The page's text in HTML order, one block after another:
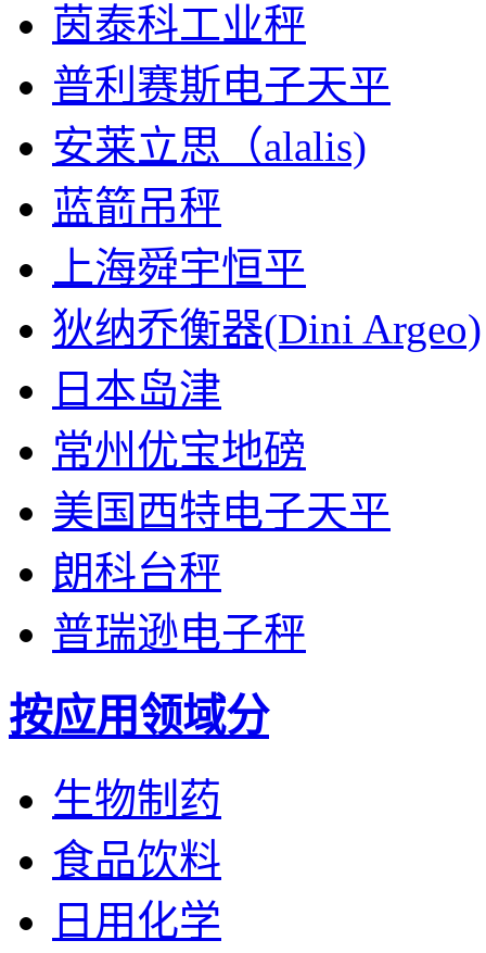
茵泰科工业秤
普利赛斯电子天平
安莱立思（alalis)
蓝箭吊秤
上海舜宇恒平
狄纳乔衡器(Dini Argeo)
日本岛津
常州优宝地磅
美国西特电子天平
朗科台秤
普瑞逊电子秤
按应用领域分
生物制药
食品饮料
日用化学